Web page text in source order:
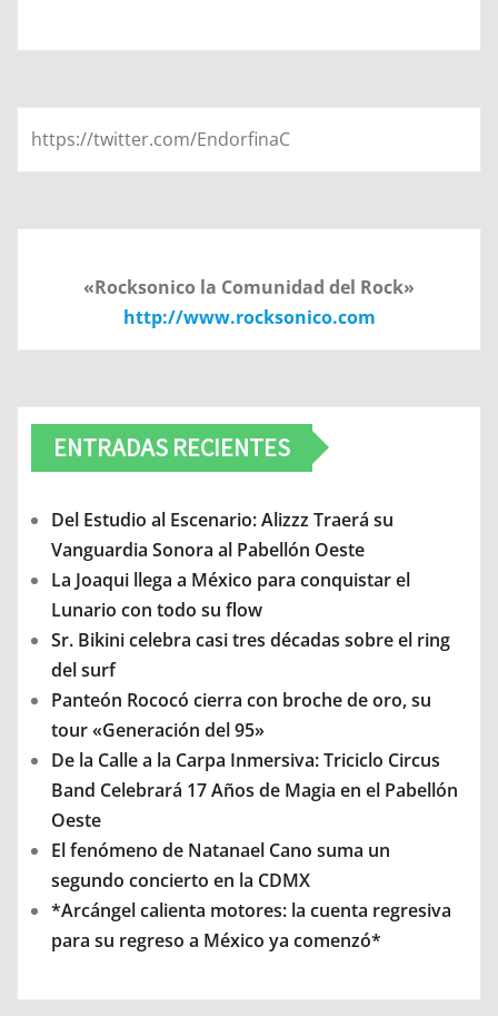
https://twitter.com/EndorfinaC
«Rocksonico la Comunidad del Rock»
http://www.rocksonico.com
ENTRADAS RECIENTES
Del Estudio al Escenario: Alizzz Traerá su
Vanguardia Sonora al Pabellón Oeste
La Joaqui llega a México para conquistar el
Lunario con todo su flow
Sr. Bikini celebra casi tres décadas sobre el ring
del surf
Panteón Rococó cierra con broche de oro, su
tour «Generación del 95»
De la Calle a la Carpa Inmersiva: Triciclo Circus
Band Celebrará 17 Años de Magia en el Pabellón
Oeste
El fenómeno de Natanael Cano suma un
segundo concierto en la CDMX
*Arcángel calienta motores: la cuenta regresiva
para su regreso a México ya comenzó*